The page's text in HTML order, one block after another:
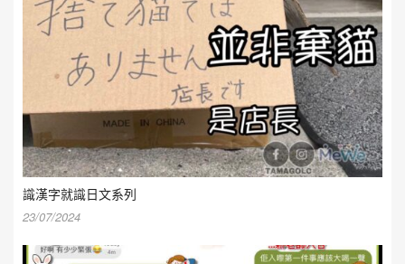
識漢字就識日文系列
23/07/2024